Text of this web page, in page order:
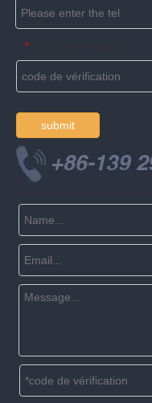
*
submit